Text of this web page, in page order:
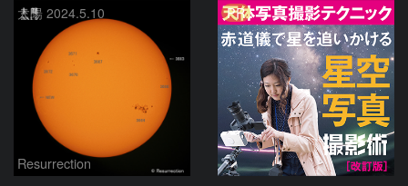
太陽 2024.5.10
Resurrection
PR